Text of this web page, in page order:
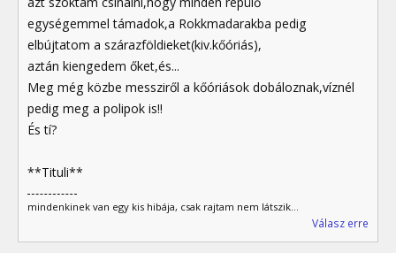
egységemmel támadok,a Rokkmadarakba pedig
elbújtatom a szárazföldieket(kiv.kőóriás),
aztán kiengedem őket,és...
Meg még közbe messziről a kőóriások dobáloznak,víznél
pedig meg a polipok is!!
És tí?
**Tituli**
mindenkinek van egy kis hibája, csak rajtam nem látszik...
Válasz erre